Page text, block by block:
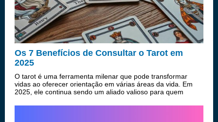
Os 7 Benefícios de Consultar o Tarot em
2025
O tarot é uma ferramenta milenar que pode transformar
vidas ao oferecer orientação em várias áreas da vida. Em
2025, ele continua sendo um aliado valioso para quem
os 7 principais benefícios d...